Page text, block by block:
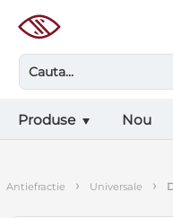
Produse Nou
antiefractie › universale ›